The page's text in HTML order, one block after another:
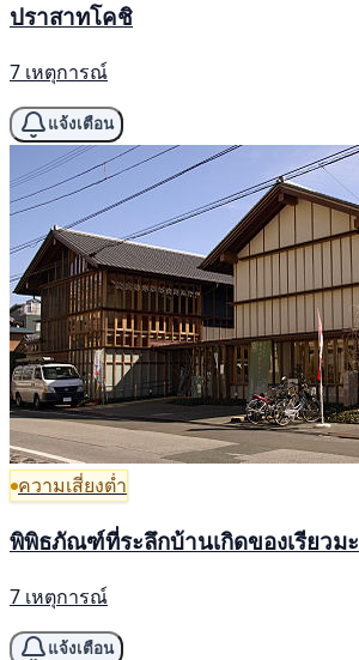
ปราสาทโคชิ
7 เหตุการณ์
แจ้งเตือน
ความเสี่ยงต่ำ
พิพิธภัณฑ์ที่ระลึกบ้านเกิดของเรียวมะ
7 เหตุการณ์
แจ้งเตือน